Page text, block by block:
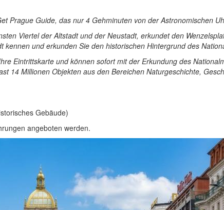
Prague Guide, das nur 4 Gehminuten von der Astronomischen
Viertel der Altstadt und der Neustadt, erkundet den
und erkunden Sie den historischen Hintergrund des
Eintrittskarte und können sofort mit der Erkundung des
14 Millionen Objekten aus den Bereichen Naturgeschichte,
Gebäude)
angeboten werden.